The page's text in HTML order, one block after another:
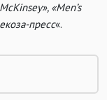
, «Men’s
пресс«.